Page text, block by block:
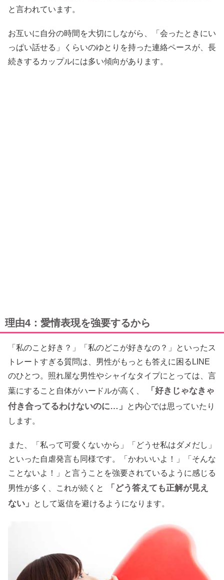
と言われています。
お互いに自分の時間を大切にしながら、「会ったときにい
っぱい話せる」くらいのゆとりを持った連絡ペースが、長
続きするカップルには多い傾向があります。
理由4：愛情表現を強要するから
「私のこと好き？」「私のどこが好きなの？」といったス
トレートすぎる質問は、男性がもっとも答えに困るLINE
のひとつ。照れ屋な男性やシャイなタイプにとっては、言
葉にすること自体がハードルが高く、
「好きじゃなきゃ
付き合ってるわけないのに…」
と内心では思っていたり
します。
また、「私って可愛くないから」「どうせ私はダメだし」
といった自虐発言も同様です。「かわいいよ！」「そんな
ことないよ！」と言うことを強要されているように感じる
男性が多く、これが続くと
「どう答えても正解が見え
ない」
として返信を避けるようになります。